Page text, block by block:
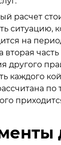
расчет
ситуацию,
на
вторая
другого
каждого
по